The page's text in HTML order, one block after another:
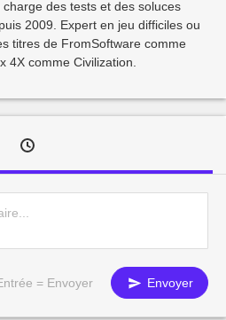
des tests et des soluces
2009. Expert en jeu difficiles ou
titres de FromSoftware comme
4X comme Civilization.
= Envoyer Envoyer